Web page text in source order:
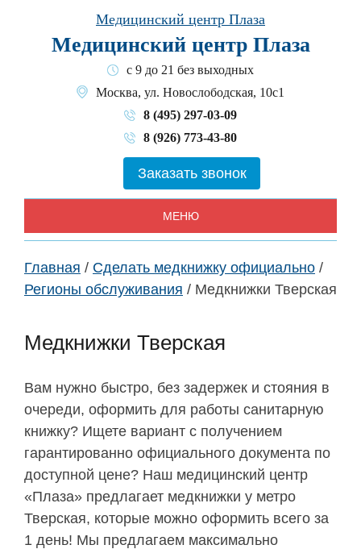
Медицинский центр Плаза
Медицинский центр Плаза
с 9 до 21 без выходных
Москва, ул. Новослободская, 10с1
8 (495) 297-03-09
8 (926) 773-43-80
Заказать звонок
МЕНЮ
Главная / Сделать медкнижку официально /
Регионы обслуживания / Медкнижки Тверская
Медкнижки Тверская
Вам нужно быстро, без задержек и стояния в
очереди, оформить для работы санитарную
книжку? Ищете вариант с получением
гарантированно официального документа по
доступной цене? Наш медицинский центр
«Плаза» предлагает медкнижки у метро
Тверская, которые можно оформить всего за
1 день! Мы предлагаем максимально